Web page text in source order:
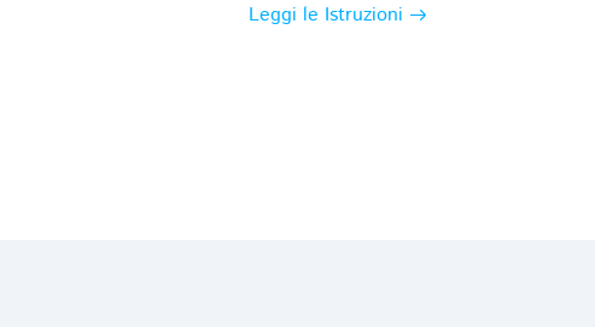
Leggi le Istruzioni